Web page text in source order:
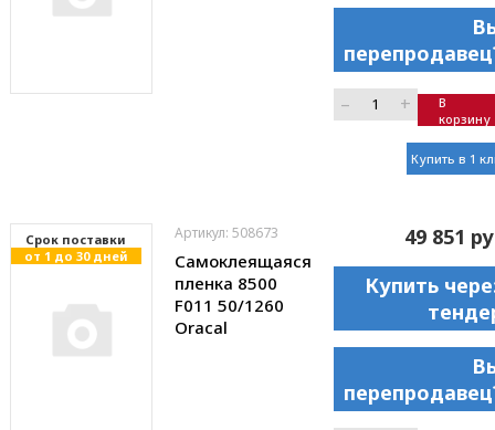
– +
В
корзину
Купить в 1
Cрок поставки
от 1 до 30 дней
Артикул: 508673
Самоклеящаяся
пленка 8500
F011 50/1260
Oracal
49 851
Купить